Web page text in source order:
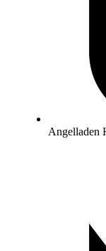
Angelladen